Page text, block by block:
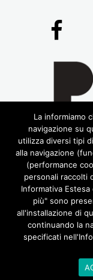
© 2016
CHI
La informiamo
navigazione su
utilizza diversi tipi
alla navigazione
(performance
personali raccolti
Informativa
più" sono
all'installazione di
continuando la
specificati